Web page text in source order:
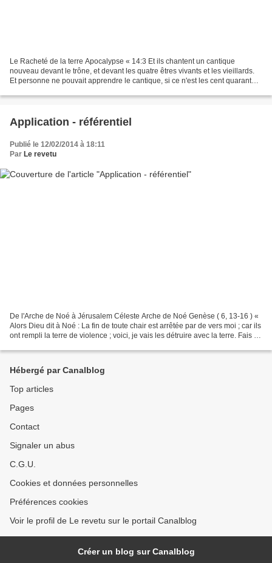
Le Racheté de la terre Apocalypse « 14:3 Et ils chantent un cantique
nouveau devant le trône, et devant les quatre êtres vivants et les vieillards.
Et personne ne pouvait apprendre le cantique, si ce n'est les cent quarante-
Application - référentiel
Publié le 12/02/2014 à 18:11
Par Le revetu
De l'Arche de Noé à Jérusalem Céleste Arche de Noé Genèse ( 6, 13-16 ) «
Alors Dieu dit à Noé : La fin de toute chair est arrêtée par de vers moi ; car ils
ont rempli la terre de violence ; voici, je vais les détruire avec la terre. Fais –
Hébergé par Canalblog
Top articles
Pages
Contact
Signaler un abus
C.G.U.
Cookies et données personnelles
Préférences cookies
Voir le profil de Le revetu sur le portail Canalblog
Créer un blog sur Canalblog